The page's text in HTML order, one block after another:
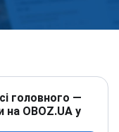
головного —
на OBOZ.UA у